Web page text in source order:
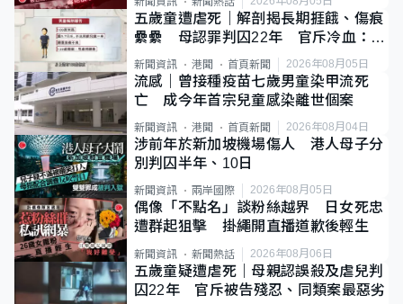
五歲童遭虐死｜解剖揭長期捱餓、傷痕
纍纍 母認罪判囚22年 官斥冷血：同
類案最惡劣
新聞資訊 港聞 首頁新聞 2026年08月05日
流感｜曾接種疫苗七歲男童染甲流死
亡 成今年首宗兒童感染離世個案
新聞資訊 港聞 首頁新聞 2026年08月04日
涉前年於新加坡機場傷人 港人母子分
別判囚半年、10日
新聞資訊 兩岸國際 2026年08月05日
偶像「不點名」談粉絲越界 日女死忠
遭群起狙擊 掛繩開直播道歉後輕生
新聞資訊 新聞熱話 2026年08月06日
五歲童疑遭虐死｜母親認誤殺及虐兒判
囚22年 官斥被告殘忍、同類案最惡劣